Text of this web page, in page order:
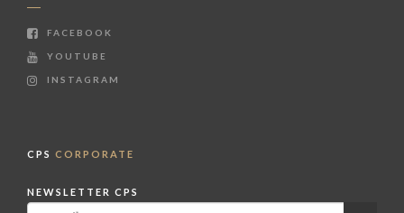
FACEBOOK
YOUTUBE
INSTAGRAM
CPS CORPORATE
NEWSLETTER CPS